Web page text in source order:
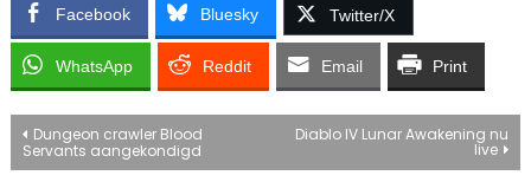
Facebook Bluesky Twitter/X
WhatsApp Reddit Email Print
Bericht
Dungeon crawler Blood
Servants aangekondigd
Diablo IV Lunar Awakening nu
live